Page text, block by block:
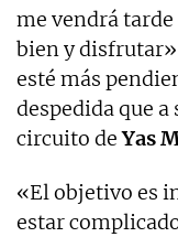
me vendrá
bien y
esté más
despedida que
circuito deYas
«El objetivo es
estar